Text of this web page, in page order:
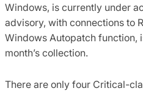
Windows, is currently under
advisory, with connections to
Windows Autopatch function,
month’s collection.
There are only four Critical-